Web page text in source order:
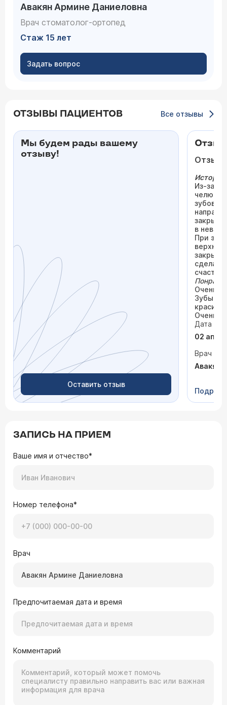
Авакян Армине Даниеловна
Врач стоматолог-ортопед
Стаж 15 лет
Задать вопрос
ОТЗЫВЫ ПАЦИЕНТОВ Все отзывы
Мы будем рады вашему
отзыву!
Оставить отзыв
Отзыв
Отзыв
История
Из-за
зубов.
в
При
Очень
Зубы
Очень
Дата
02
Врач
Авакян
ЗАПИСЬ НА ПРИЕМ
Ваше имя и отчество*
Номер телефона*
Врач
Предпочитаемая дата и время
Комментарий